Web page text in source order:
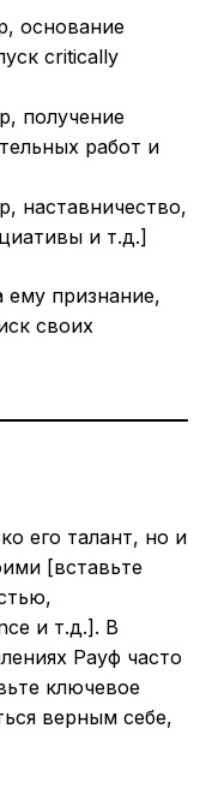
основание
critically
получение
работ и
наставничество,
и т.д.]
ему признание,
своих
его талант, но и
[вставьте
и т.д.]. В
Рауф часто
ключевое
верным себе,